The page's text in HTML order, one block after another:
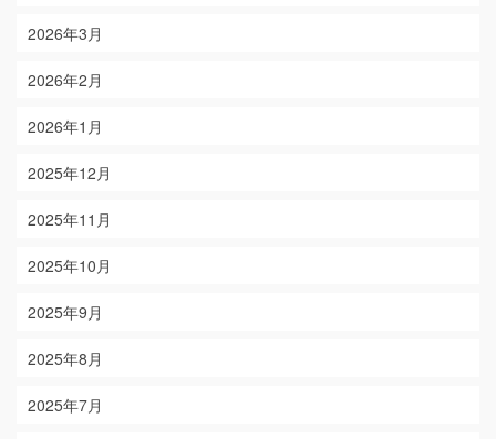
2026年3月
2026年2月
2026年1月
2025年12月
2025年11月
2025年10月
2025年9月
2025年8月
2025年7月